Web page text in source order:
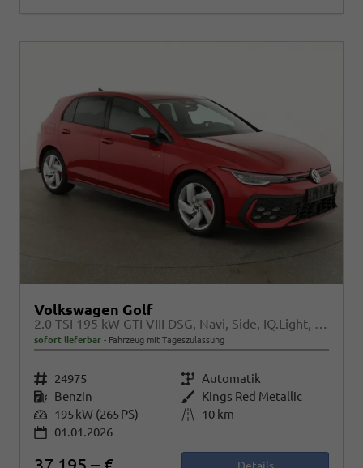
Volkswagen Golf
2.0 TSI 195 kW GTI VIII DSG, Navi, Side, IQ.Light, Kamera, Winter
sofort lieferbar Fahrzeug mit Tageszulassung
Fahrzeugnr. 24975 Getriebe Automatik
Kraftstoff Benzin Außenfarbe Kings Red Metallic
Leistung 195 kW (265 PS) Kilometerstand
10 km
01.01.2026